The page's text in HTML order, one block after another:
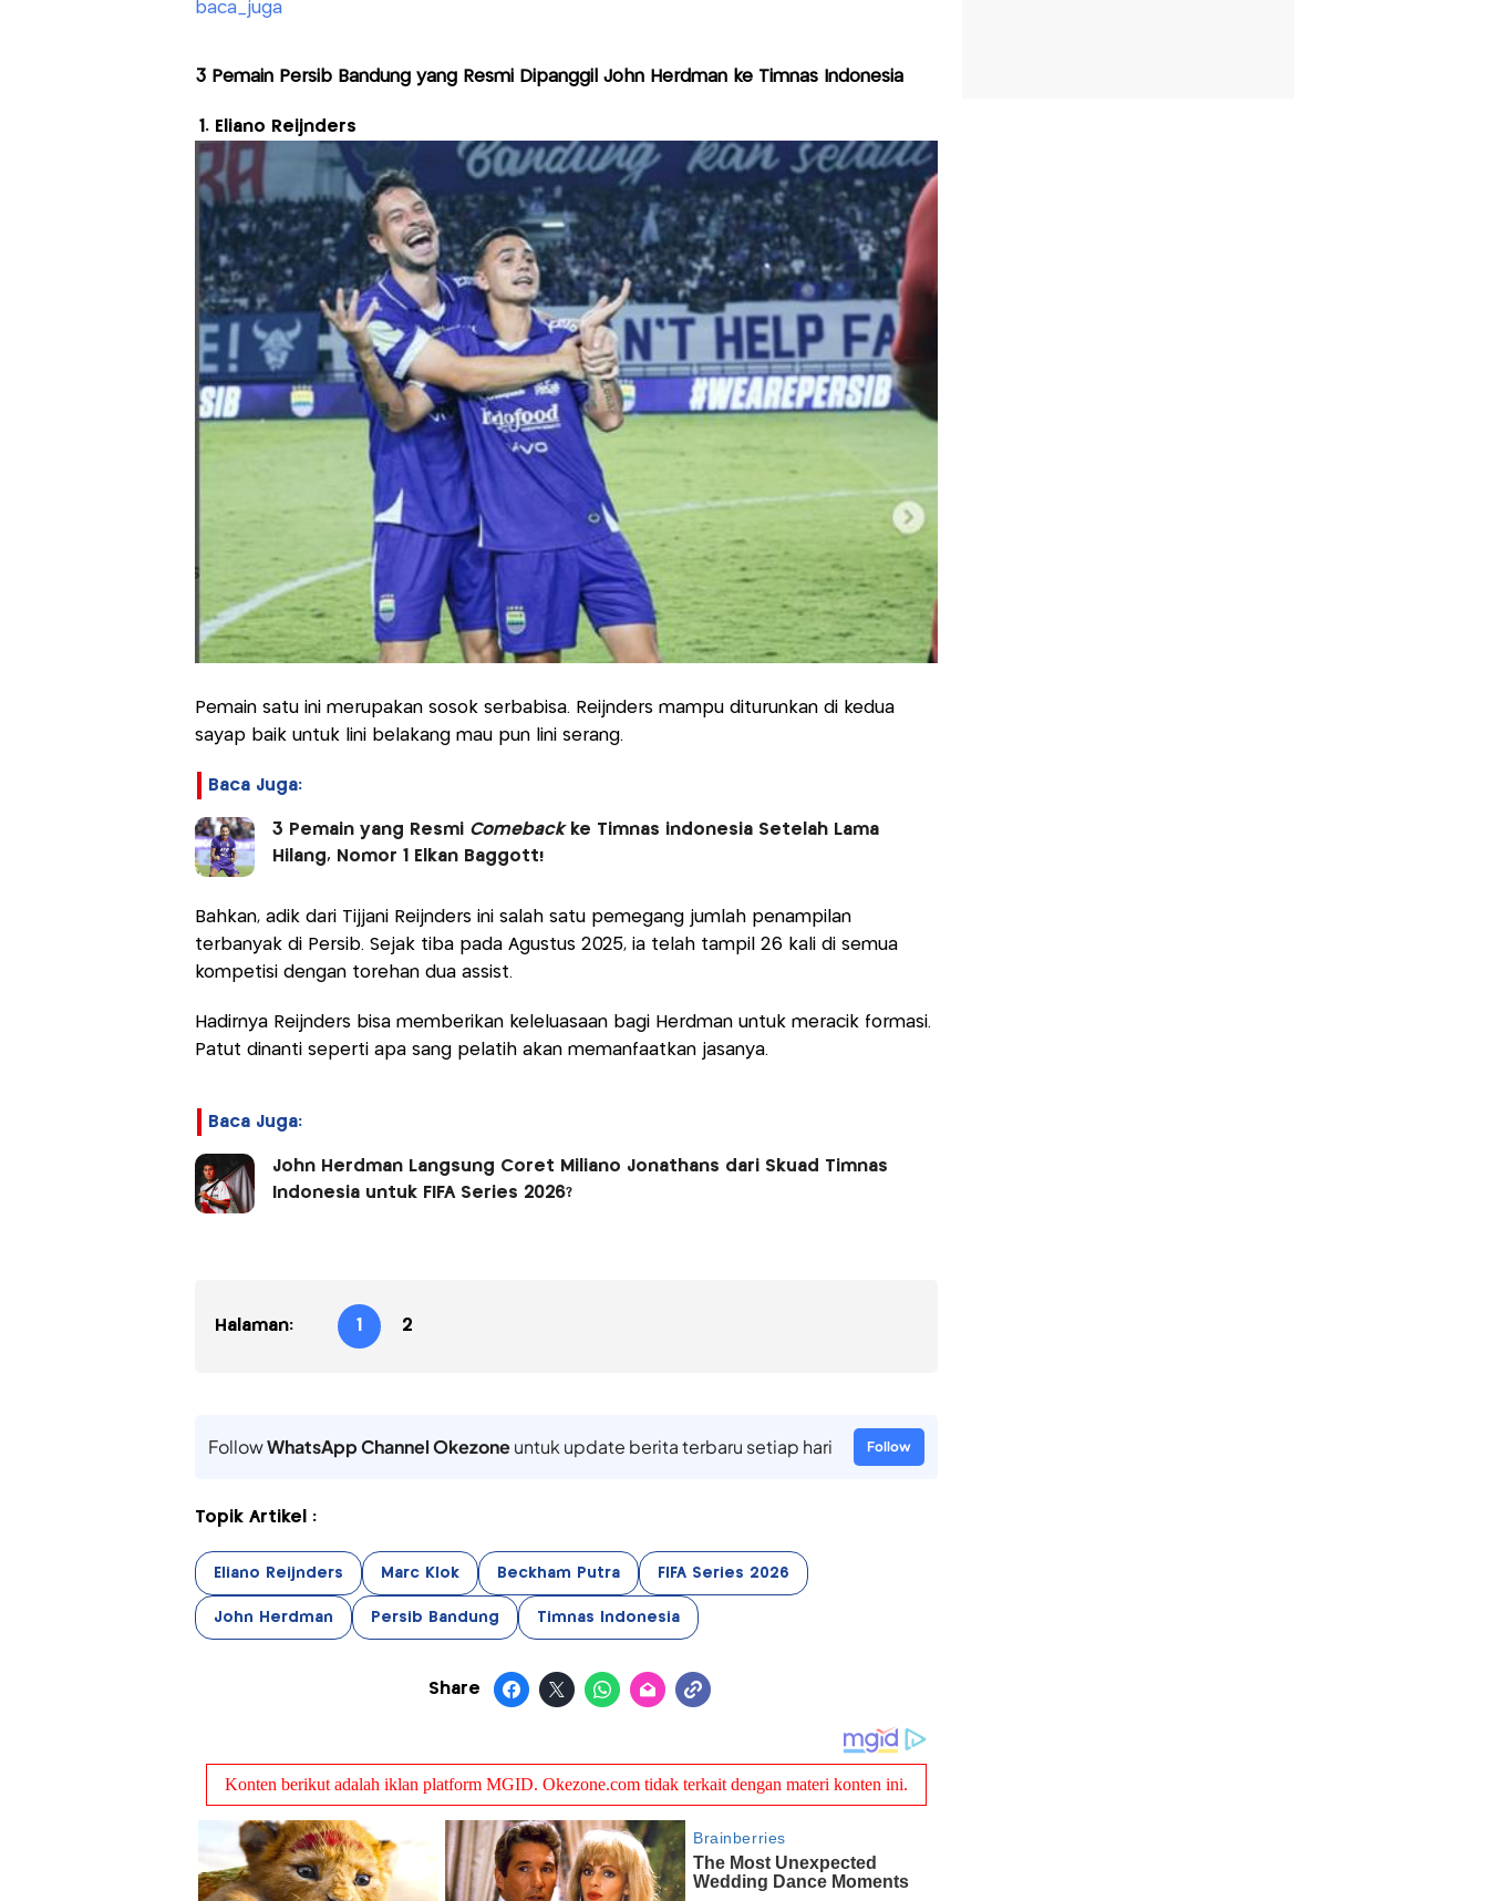
3 Pemain Persib Bandung yang Resmi Dipanggil John Herdman ke Timnas Indonesia
1. Eliano Reijnders
Pemain satu ini merupakan sosok serbabisa. Reijnders mampu diturunkan di kedua
sayap baik untuk lini belakang mau pun lini serang.
Baca Juga:
3 Pemain yang Resmi Comebackke Timnas indonesia Setelah Lama
Hilang, Nomor 1 Elkan Baggott!
Bahkan, adik dari Tijjani Reijnders ini salah satu pemegang jumlah penampilan
terbanyak di Persib. Sejak tiba pada Agustus 2025, ia telah tampil 26 kali di semua
kompetisi dengan torehan dua assist.
Hadirnya Reijnders bisa memberikan keleluasaan bagi Herdman untuk meracik formasi.
Patut dinanti seperti apa sang pelatih akan memanfaatkan jasanya.
Baca Juga:
John Herdman Langsung Coret Miliano Jonathans dari Skuad Timnas
Indonesia untuk FIFA Series 2026?
Halaman: 1 2
FollowWhatsApp Channel Okezoneuntuk update berita terbaru setiap hari Follow
Topik Artikel :
Eliano Reijnders Marc Klok Beckham Putra FIFA Series 2026
John Herdman Persib Bandung Timnas Indonesia
Share